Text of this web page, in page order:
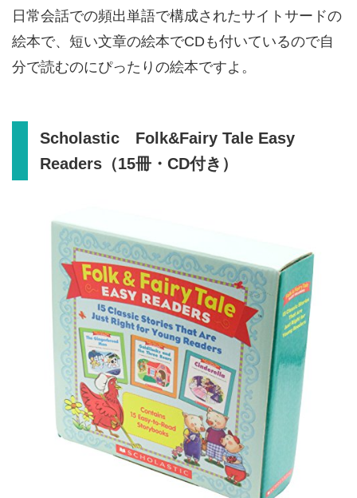
日常会話での頻出単語で構成されたサイトサードの
絵本で、短い文章の絵本でCDも付いているので自
分で読むのにぴったりの絵本ですよ。
Scholastic Folk&Fairy Tale Easy
Readers（15冊・CD付き）